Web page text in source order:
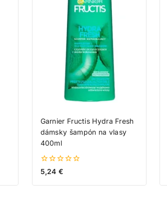
Garnier Fructis Hydra Fresh
dámsky šampón na vlasy
400ml
0
5
5,24 €